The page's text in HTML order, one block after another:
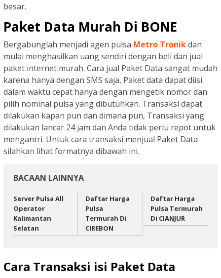
besar.
Paket Data Murah Di BONE
Bergabunglah menjadi agen pulsa Metro Tronikdan
mulai menghasilkan uang sendiri dengan beli dan jual
paket internet murah. Cara jual Paket Data sangat mudah
karena hanya dengan SMS saja, Paket data dapat diisi
dalam waktu cepat hanya dengan mengetik nomor dan
pilih nominal pulsa yang dibutuhkan. Transaksi dapat
dilakukan kapan pun dan dimana pun, Transaksi yang
dilakukan lancar 24 jam dan Anda tidak perlu repot untuk
mengantri. Untuk cara transaksi menjual Paket Data
silahkan lihat formatnya dibawah ini.
BACAAN LAINNYA
Server Pulsa All
Operator
Kalimantan
Selatan
Daftar Harga
Pulsa
Termurah Di
CIREBON
Daftar Harga
Pulsa Termurah
Di CIANJUR
Cara Transaksi isi Paket Data